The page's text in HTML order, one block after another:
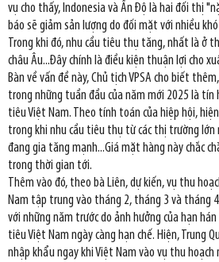
vụ cho thấy, Indonesia và Ấn Độ là hai đối thị
báo sẽ giảm sản lượng do đối mặt với nhiều
Trong khi đó, nhu cầu tiêu thụ tăng, nhất là ở
châu Âu...Đây chính là điều kiện thuận lợi cho
Bàn về vấn đề này, Chủ tịch VPSA cho biết
trong những tuần đầu của năm mới 2025 là tín
tiêu Việt Nam. Theo tính toán của hiệp hội,
trong khi nhu cầu tiêu thụ từ các thị trường lớn
đang gia tăng mạnh...Giá mặt hàng này chắc
trong thời gian tới.
Thêm vào đó, theo bà Liên, dự kiến, vụ thu
Nam tập trung vào tháng 2, tháng 3 và tháng
với những năm trước do ảnh hưởng của hạn
tiêu Việt Nam ngày càng hạn chế. Hiện, Trung
nhập khẩu ngay khi Việt Nam vào vụ thu hoạch